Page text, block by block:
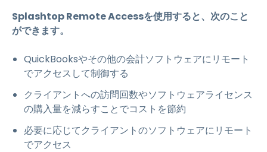
Splashtop Remote Accessを使用すると、次のこと
ができます。
QuickBooksやその他の会計ソフトウェアにリモート
でアクセスして制御する
クライアントへの訪問回数やソフトウェアライセンス
の購入量を減らすことでコストを節約
必要に応じてクライアントのソフトウェアにリモート
でアクセス